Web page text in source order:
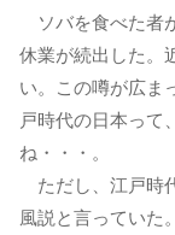
ソバを食べた者
休業が続出した。
い。この噂が広ま
戸時代の日本って
ね・・・。
ただし、江戸時
風説と言っていた。